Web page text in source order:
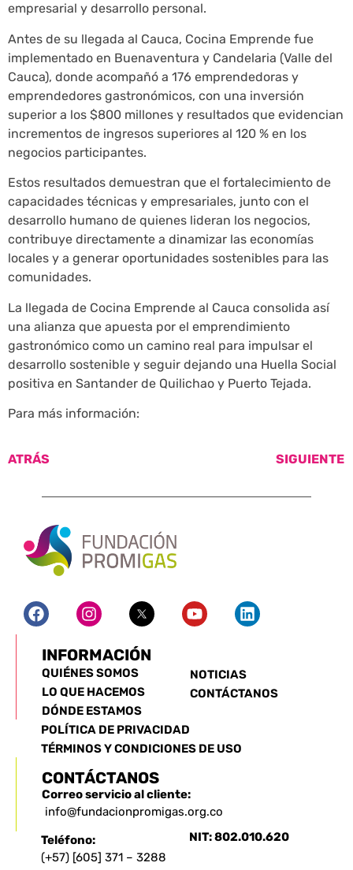
empresarial y desarrollo personal.
Antes de su llegada al Cauca, Cocina Emprende fue
implementado en Buenaventura y Candelaria (Valle del
Cauca), donde acompañó a 176 emprendedoras y
emprendedores gastronómicos, con una inversión
superior a los $800 millones y resultados que evidencian
incrementos de ingresos superiores al 120 % en los
negocios participantes.
Estos resultados demuestran que el fortalecimiento de
capacidades técnicas y empresariales, junto con el
desarrollo humano de quienes lideran los negocios,
contribuye directamente a dinamizar las economías
locales y a generar oportunidades sostenibles para las
comunidades.
La llegada de Cocina Emprende al Cauca consolida así
una alianza que apuesta por el emprendimiento
gastronómico como un camino real para impulsar el
desarrollo sostenible y seguir dejando una Huella Social
positiva en Santander de Quilichao y Puerto Tejada.
Para más información:
ATRÁS SIGUIENTE
INFORMACIÓN
QUIÉNES SOMOS
LO QUE HACEMOS
DÓNDE ESTAMOS
NOTICIAS
CONTÁCTANOS
POLÍTICA DE PRIVACIDAD
TÉRMINOS Y CONDICIONES DE USO
CONTÁCTANOS
Correo servicio al cliente:
info@fundacionpromigas.org.co
Teléfono:
(+57) [605] 371 – 3288
NIT: 802.010.620